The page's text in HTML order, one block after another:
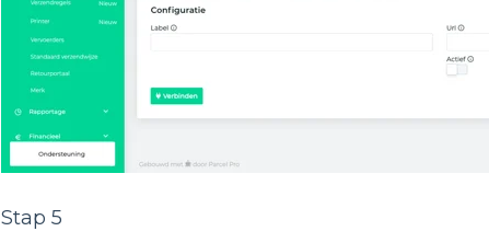
Stap 5